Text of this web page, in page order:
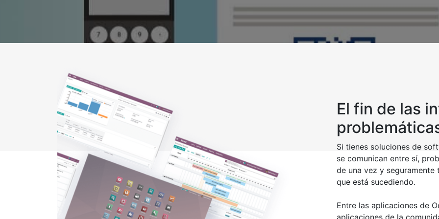
El fin de las
Si tienes soluciones de
se comunican entre sí,
de una vez y
que está sucediendo.
Entre las aplicaciones de